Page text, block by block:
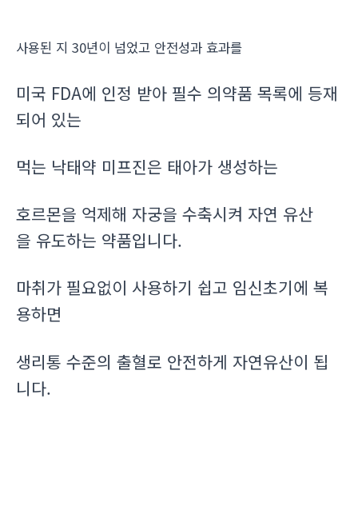
사용된 지 30년이 넘었고 안전성과 효과를
미국 FDA에 인정 받아 필수 의약품 목록에 등재
되어 있는
먹는 낙태약 미프진은 태아가 생성하는
호르몬을 억제해 자궁을 수축시켜 자연 유산
을 유도하는 약품입니다.
마취가 필요없이 사용하기 쉽고 임신초기에 복
용하면
생리통 수준의 출혈로 안전하게 자연유산이 됩
니다.